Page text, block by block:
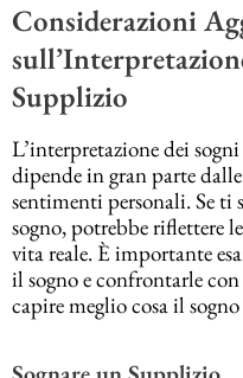
Considerazioni
Supplizio
L’interpretazione dei
dipende in gran parte
sentimenti personali. Se ti
sogno, potrebbe riflettere
vita reale. È importante
il sogno e confrontarle
capire meglio cosa il